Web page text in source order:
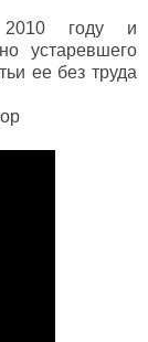
2010 году и
устаревшего
ее без труда